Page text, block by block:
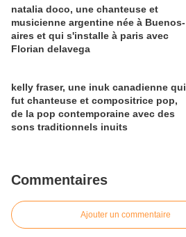
natalia doco, une chanteuse et
musicienne argentine née à Buenos-
aires et qui s'installe à paris avec
Florian delavega
kelly fraser, une inuk canadienne qui
fut chanteuse et compositrice pop,
de la pop contemporaine avec des
sons traditionnels inuits
Commentaires
Ajouter un commentaire